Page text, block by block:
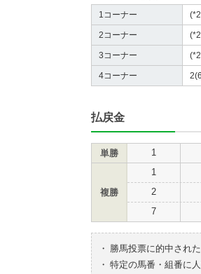
1コーナー
2コーナー
3コーナー
4コーナー
払戻金
単勝 1
複勝
1
2
7
・
勝馬投票に的中され
・ 特定の馬番・組番に